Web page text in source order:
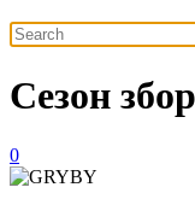
Сезон
0